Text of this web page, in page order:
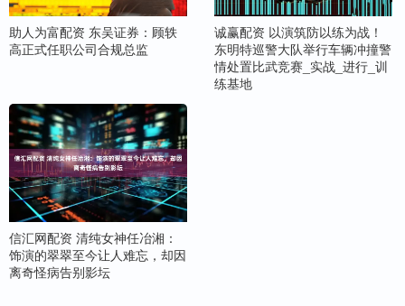
助人为富配资 东吴证券：顾轶
高正式任职公司合规总监
诚赢配资 以演筑防以练为战！
东明特巡警大队举行车辆冲撞警
情处置比武竞赛_实战_进行_训
练基地
信汇网配资 清纯女神任冶湘：
饰演的翠翠至今让人难忘，却因
离奇怪病告别影坛